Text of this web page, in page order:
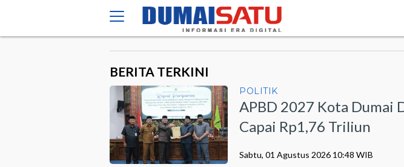
BERITA TERKINI
POLITIK
APBD 2027 Kota Dumai
Capai Rp1,76 Triliun
Sabtu, 01 Agustus 2026 10:48 WIB